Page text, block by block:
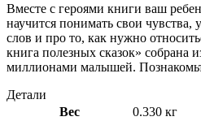
Вместе с героями книги ваш
научится понимать свои
слов и про то, как нужно
книга полезных сказок» собрана
миллионами малышей.
Детали
Вес
0.330 кг